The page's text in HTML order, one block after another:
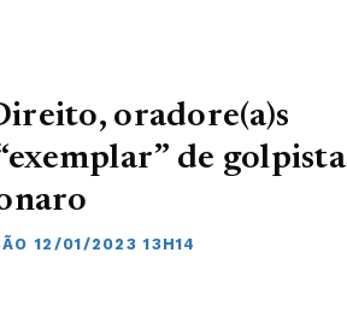
oradore(a)s
de
12/01/2023 13H14